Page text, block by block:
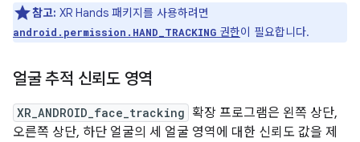
참고: XR Hands 패키지를 사용하려면
android.permission.HAND_TRACKING 권한이 필요합니다.
얼굴 추적 신뢰도 영역
XR_ANDROID_face_tracking 확장 프로그램은 왼쪽 상단,
오른쪽 상단, 하단 얼굴의 세 얼굴 영역에 대한 신뢰도 값을 제